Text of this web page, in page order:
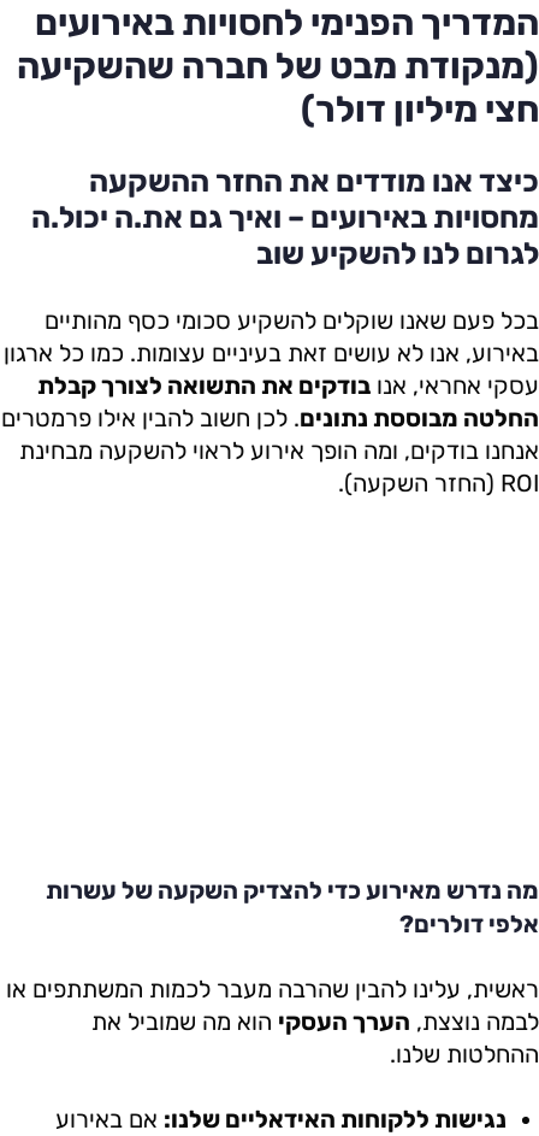
המדריך הפנימי לחסויות באירועים
(מנקודת מבט של חברה שהשקיעה
חצי מיליון דולר)
כיצד אנו מודדים את החזר ההשקעה
מחסויות באירועים – ואיך גם את.ה יכול.ה
לגרום לנו להשקיע שוב
בכל פעם שאנו שוקלים להשקיע סכומי כסף מהותיים
באירוע, אנו לא עושים זאת בעיניים עצומות. כמו כל ארגון
עסקי אחראי, אנו בודקים את התשואה לצורך קבלת
החלטה מבוססת נתונים. לכן חשוב להבין אילו פרמטרים
אנחנו בודקים, ומה הופך אירוע לראוי להשקעה מבחינת
ROI (החזר השקעה).
מה נדרש מאירוע כדי להצדיק השקעה של עשרות
אלפי דולרים?
ראשית, עלינו להבין שהרבה מעבר לכמות המשתתפים או
לבמה נוצצת, הערך העסקי הוא מה שמוביל את
ההחלטות שלנו.
נגישות ללקוחות האידאליים שלנו: אם באירוע